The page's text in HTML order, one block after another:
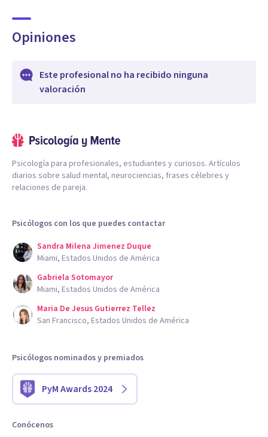
- Planificación y organización.
Opiniones
Este profesional no ha recibido ninguna
valoración
Psicología para profesionales, estudiantes y curiosos. Artículos
diarios sobre salud mental, neurociencias, frases célebres y
relaciones de pareja.
Psicólogos con los que puedes contactar
Sandra Milena Jimenez Duque
Miami, Estados Unidos de América
Gabriela Sotomayor
Miami, Estados Unidos de América
Maria De Jesus Gutierrez Tellez
San Francisco, Estados Unidos de América
Psicólogos nominados y premiados
PyM Awards 2024
Conócenos